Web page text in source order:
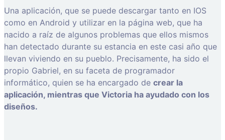
Una aplicación, que se puede descargar tanto en IOS
como en Android y utilizar en la página web, que ha
nacido a raíz de algunos problemas que ellos mismos
han detectado durante su estancia en este casi año que
llevan viviendo en su pueblo. Precisamente, ha sido el
propio Gabriel, en su faceta de programador
informático, quien se ha encargado de crear la
aplicación, mientras que Victoria ha ayudado con los
diseños.